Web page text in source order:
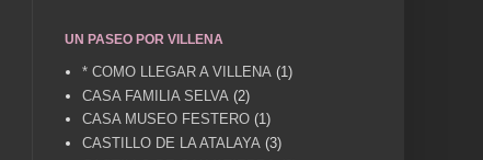
UN PASEO POR VILLENA
* COMO LLEGAR A VILLENA (1)
CASA FAMILIA SELVA (2)
CASA MUSEO FESTERO (1)
CASTILLO DE LA ATALAYA (3)